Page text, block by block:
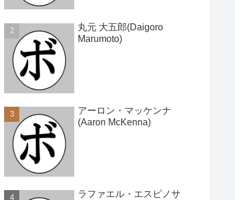
丸元 大五郎(Daigoro
Marumoto)
アーロン・マッケンナ
(Aaron McKenna)
ラファエル・エスピノサ